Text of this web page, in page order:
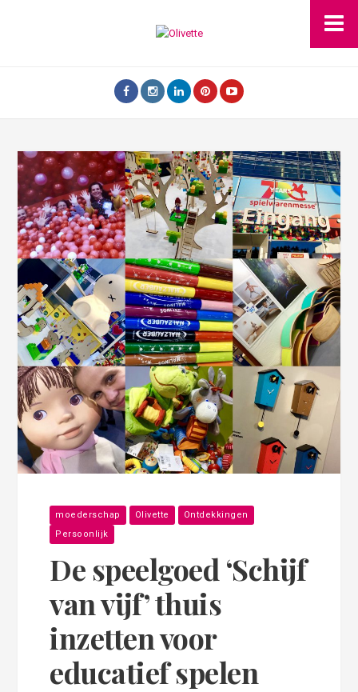
moederschap Olivette
Ontdekkingen
Persoonlijk
De speelgoed ‘Schijf
van vijf’ thuis
inzetten voor
educatief spelen